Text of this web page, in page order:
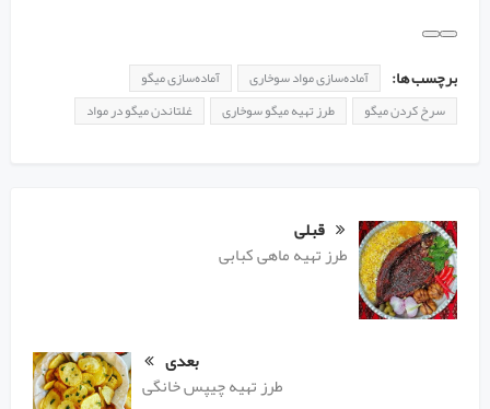
برچسب ها: آماده‌سازی مواد سوخاری
آماده‌سازی میگو
سرخ کردن میگو
طرز تهیه میگو سوخاری غلتاندن میگو در مواد
قبلی
طرز تهیه ماهی کبابی
بعدی
طرز تهیه چیپس خانگی